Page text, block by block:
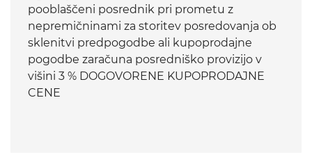
pooblaščeni posrednik pri prometu z
nepremičninami za storitev posredovanja ob
sklenitvi predpogodbe ali kupoprodajne
pogodbe zaračuna posredniško provizijo v
višini 3 % DOGOVORENE KUPOPRODAJNE
CENE